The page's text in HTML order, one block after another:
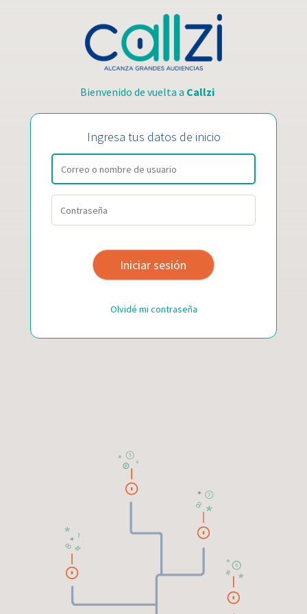
Bienvenido de vuelta a Callzi
Ingresa tus datos de inicio
Iniciar sesión
Olvidé mi contraseña